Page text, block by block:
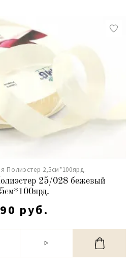
Полиэстер 2,5см*100ярд.
25/028 бежевый
руб.